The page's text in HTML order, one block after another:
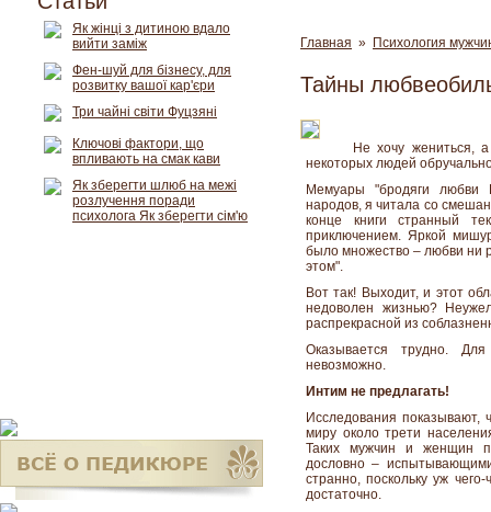
Главная » Психология
Тайны
Не хочу жениться,
некоторых людей
Мемуары "бродяги любви
народов, я читала со
конце книги странный
приключением. Яркой
было множество – любви ни
этом".
Вот так! Выходит, и этот
недоволен жизнью?
распрекрасной из
Оказывается трудно.
невозможно.
Интим не предлагать!
Исследования
миру около трети
Таких мужчин и женщин
дословно –
странно, поскольку уж
достаточно.
Як жінці з дитиною вдало
вийти заміж
Фен-шуй для бізнесу, для
розвитку вашої кар'єри
Три чайні світи Фуцзяні
Ключові фактори, що
впливають на смак кави
Як зберегти шлюб на межі
розлучення поради
психолога Як зберегти сім'ю